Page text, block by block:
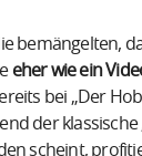
bemängelten,
eher wie ein
bei „Der
der
scheint,